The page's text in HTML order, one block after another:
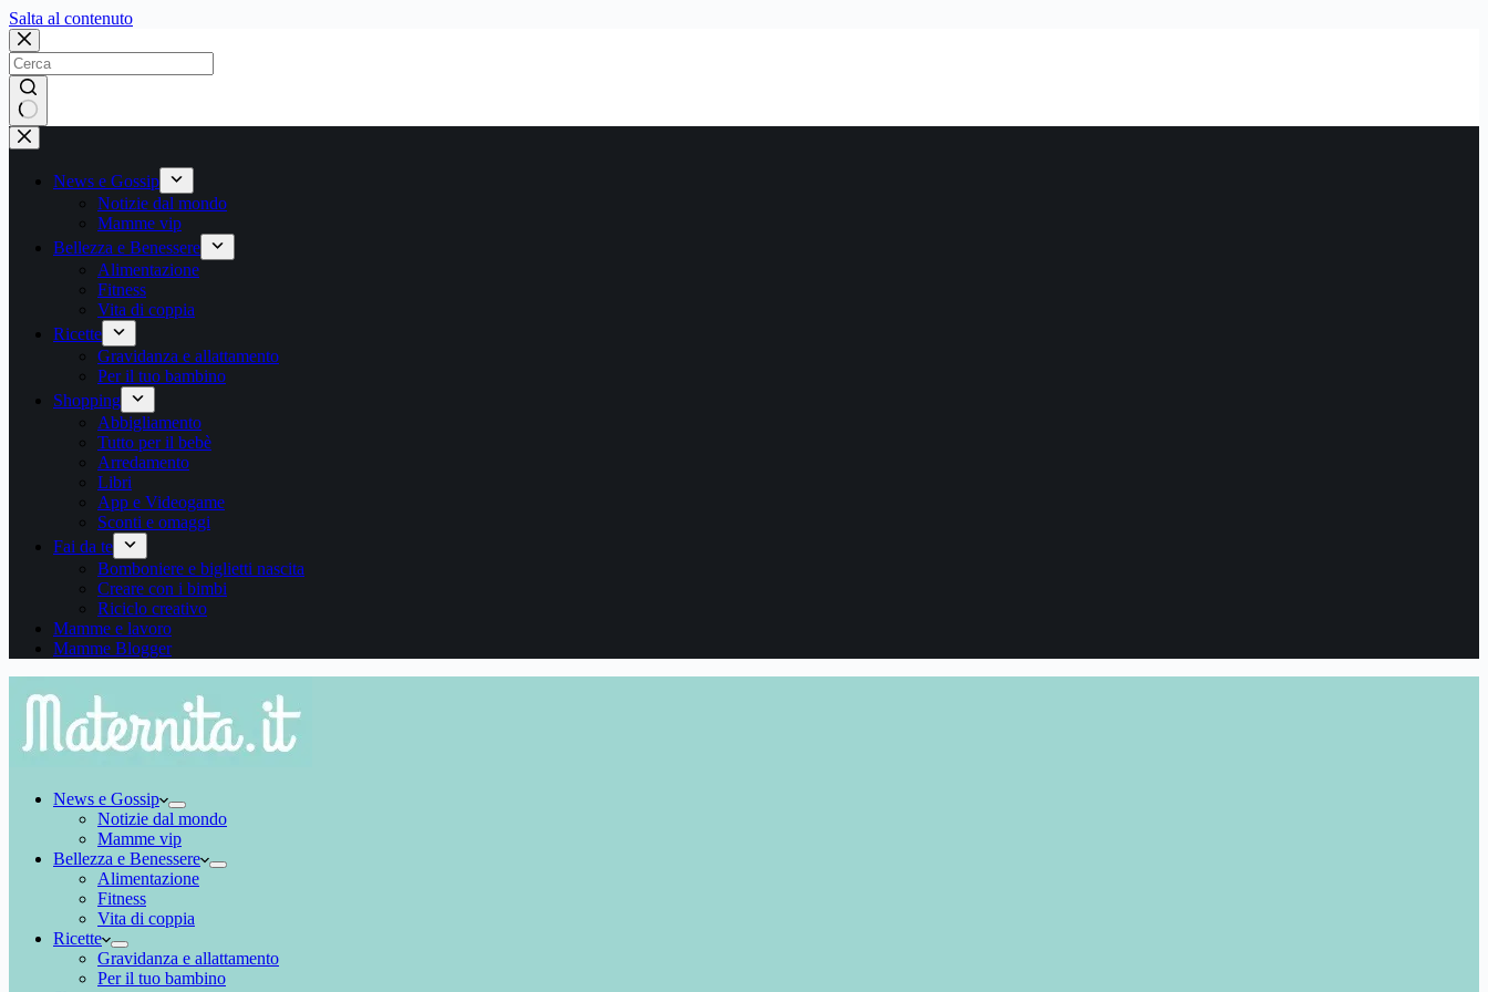
Salta al contenutoSalta
contenuto
Nessun
risultato
News e Gossip
Notizie dal mondo
Mamme vip
Bellezza e Benessere
Alimentazione
Fitness
Vita di coppia
Ricette
Gravidanza e allattamento
Per il tuo bambino
Shopping
Abbigliamento
Tutto per il bebè
Arredamento
Libri
App e Videogame
Sconti e omaggi
Fai da te
Bomboniere e biglietti nascita
Creare con i bimbi
Riciclo creativo
Mamme e lavoro
Mamme Blogger
News e Gossip
Notizie dal mondo
Mamme vip
Bellezza e Benessere
Alimentazione
Fitness
Vita di coppia
Ricette
Gravidanza e allattamento
Per il tuo bambino